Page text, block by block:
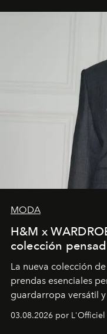
MODA
H&M x
colección
La nueva colección
prendas esenciales
guardarropa versátil
la asesora creativa y
03.08.2026 por